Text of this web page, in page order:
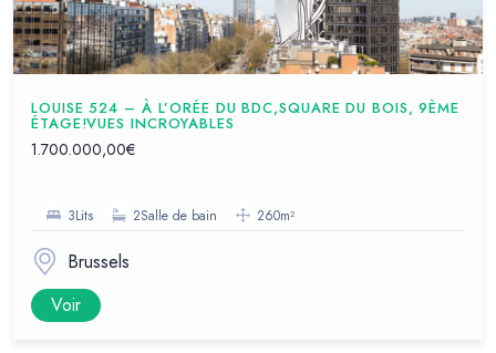
LOUISE 524 – À L’ORÉE DU BDC,SQUARE DU BOIS, 9ÈME
ÉTAGE!VUES INCROYABLES
1.700.000,00€
3Lits 2Salle de bain 260m²
Brussels
Voir